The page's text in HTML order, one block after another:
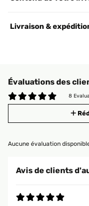
Livraison &
Évaluations des
8
Aucune évaluation
Avis de clients